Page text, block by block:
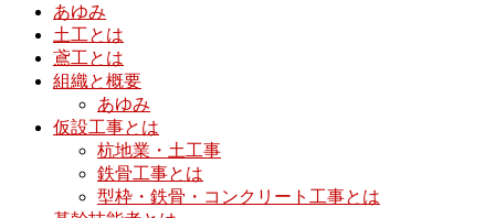
あゆみ
土工とは
鳶工とは
組織と概要
あゆみ
仮設工事とは
杭地業・土工事
鉄骨工事とは
型枠・鉄骨・コンクリート工事とは